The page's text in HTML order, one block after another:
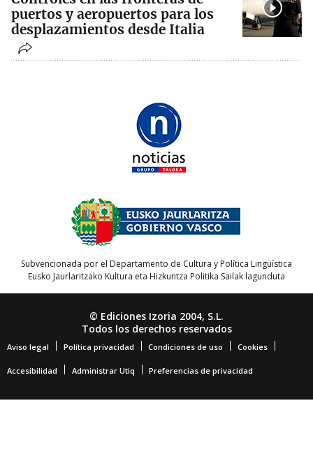
puertos y aeropuertos para los
desplazamientos desde Italia
Subvencionada por el Departamento de Cultura y Política Lingüística
Eusko Jaurlaritzako Kultura eta Hizkuntza Politika Sailak lagunduta
© Ediciones Izoria 2004, S.L.
Todos los derechos reservados
Aviso legal Política privacidad Condiciones de uso Cookies
Accesibilidad Administrar Utiq Preferencias de privacidad